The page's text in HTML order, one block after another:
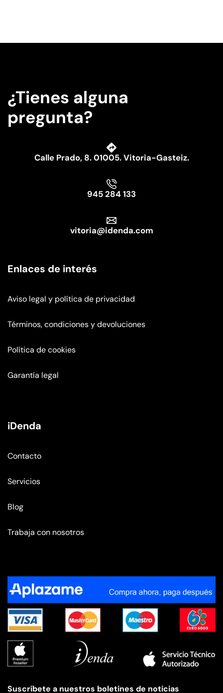
¿Tienes alguna
pregunta?
Calle Prado, 8. 01005. Vitoria-Gasteiz.
945 284 133
vitoria@idenda.com
Enlaces de interés
Aviso legal y política de privacidad
Términos, condiciones y devoluciones
Política de cookies
Garantía legal
iDenda
Contacto
Servicios
Blog
Trabaja con nosotros
Suscríbete a nuestros boletines de noticias